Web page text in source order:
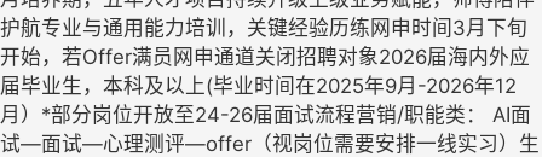
护航专业与通用能力培训，关键经验历练网申时间3月下旬
开始，若Offer满员网申通道关闭招聘对象2026届海内外应
届毕业生，本科及以上(毕业时间在2025年9月-2026年12
月）*部分岗位开放至24-26届面试流程营销/职能类： AI面
试—面试—心理测评—offer（视岗位需要安排一线实习）生